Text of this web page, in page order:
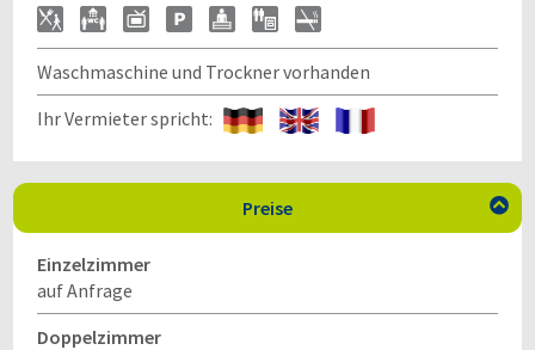
Waschmaschine und Trockner vorhanden
Ihr Vermieter spricht:
Preise 
Einzelzimmer
auf Anfrage
Doppelzimmer